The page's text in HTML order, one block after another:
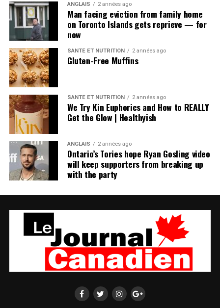
ANGLAIS 2 années ago
Man facing eviction from family home
on Toronto Islands gets reprieve — for
now
SANTÉ ET NUTRITION 2 années ago
Gluten-Free Muffins
SANTÉ ET NUTRITION 2 années ago
We Try Kin Euphorics and How to REALLY
Get the Glow | Healthyish
ANGLAIS 2 années ago
Ontario’s Tories hope Ryan Gosling video
will keep supporters from breaking up
with the party